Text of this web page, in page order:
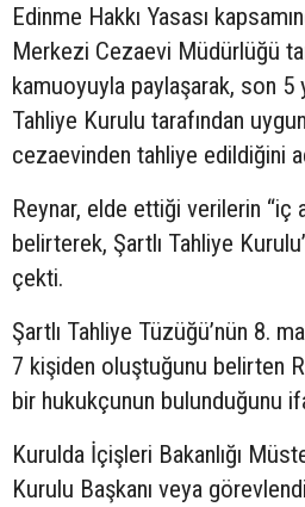
Edinme Hakkı Yasası
Merkezi Cezaevi Müdürlüğü
kamuoyuyla paylaşarak, son 5
Tahliye Kurulu tarafından
cezaevinden tahliye edildiğini
Reynar, elde ettiği verilerin “iç
belirterek, Şartlı Tahliye
çekti.
Şartlı Tahliye Tüzüğü’nün 8.
7 kişiden oluştuğunu belirten
bir hukukçunun bulunduğunu
Kurulda İçişleri Bakanlığı
Kurulu Başkanı veya